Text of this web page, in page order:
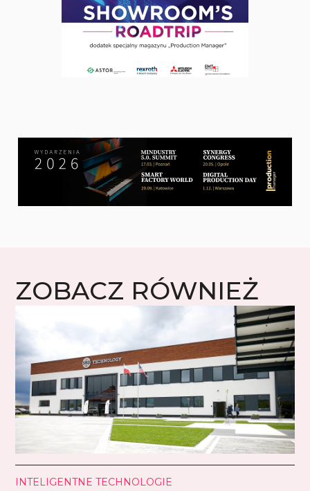
ZOBACZ RÓWNIEŻ
INTELIGENTNE TECHNOLOGIE